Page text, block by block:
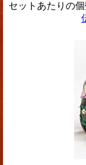
セットあたりの個